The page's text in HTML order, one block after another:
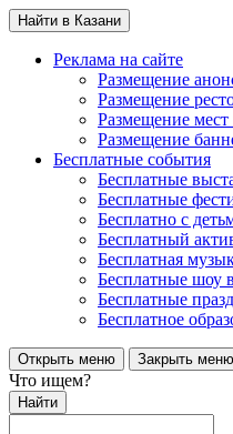
Найти в Казани
Реклама на сайте
Размещение
Размещение
Размещение
Размещение
Бесплатные события
Бесплатные
Бесплатные
Бесплатно с
Бесплатный
Бесплатная
Бесплатные шоу
Бесплатные
Бесплатное
Открыть меню Закрыть меню
Что ищем?
Найти